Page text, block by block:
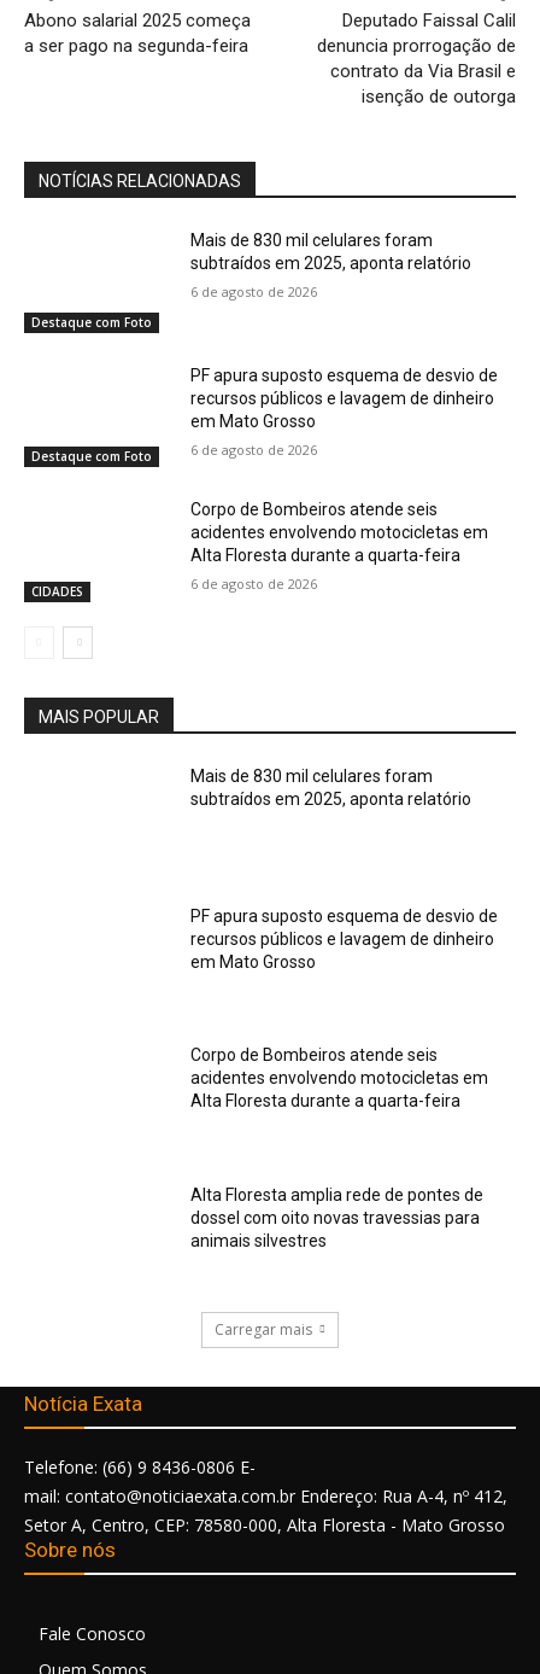
Abono salarial 2025 começa
a ser pago na segunda-feira
Deputado Faissal Calil
denuncia prorrogação de
contrato da Via Brasil e
isenção de outorga
NOTÍCIAS RELACIONADAS
Destaque com Foto
Mais de 830 mil celulares foram
subtraídos em 2025, aponta relatório
6 de agosto de 2026
Destaque com Foto
PF apura suposto esquema de desvio de
recursos públicos e lavagem de dinheiro
em Mato Grosso
6 de agosto de 2026
CIDADES
Corpo de Bombeiros atende seis
acidentes envolvendo motocicletas em
Alta Floresta durante a quarta-feira
6 de agosto de 2026
MAIS POPULAR
Mais de 830 mil celulares foram
subtraídos em 2025, aponta relatório
PF apura suposto esquema de desvio de
recursos públicos e lavagem de dinheiro
em Mato Grosso
Corpo de Bombeiros atende seis
acidentes envolvendo motocicletas em
Alta Floresta durante a quarta-feira
Alta Floresta amplia rede de pontes de
dossel com oito novas travessias para
animais silvestres
Carregar mais
Notícia Exata
Telefone: (66) 9 8436-0806 E-
mail: contato@noticiaexata.com.br Endereço: Rua A-4, nº 412,
Setor A, Centro, CEP: 78580-000, Alta Floresta - Mato Grosso
Sobre nós
Fale Conosco